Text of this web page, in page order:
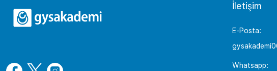
İletişim
E-Posta:
Whatsapp: